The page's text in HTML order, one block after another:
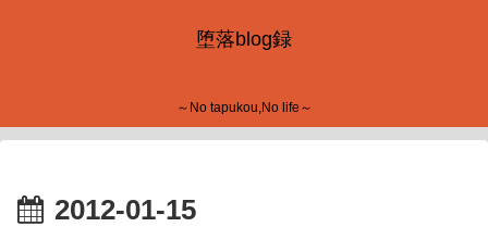
堕落blog録
～No tapukou,No life～
2012-01-15